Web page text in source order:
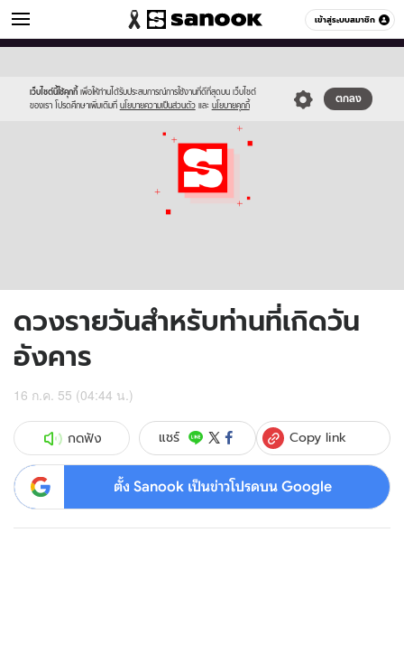
เข้าสู่ระบบสมาชิก
ดูดวง หมวดอื่นๆ
เว็บไซต์นี้ใช้คุกกี้ เพื่อให้ท่านได้รับประสบการณ์การใช้งานที่ดีที่สุดบน เว็บไซต์
ของเรา โปรดศึกษาเพิ่มเติมที่ นโยบายความเป็นส่วนตัว และ นโยบายคุกกี้
ตกลง
sanook.png
ดวงรายวันสำหรับท่านที่เกิดวัน
อังคาร
16 ก.ค. 55 (04:44 น.)
กดฟัง แชร์ Copy link
ตั้ง Sanook เป็นข่าวโปรดบน Google